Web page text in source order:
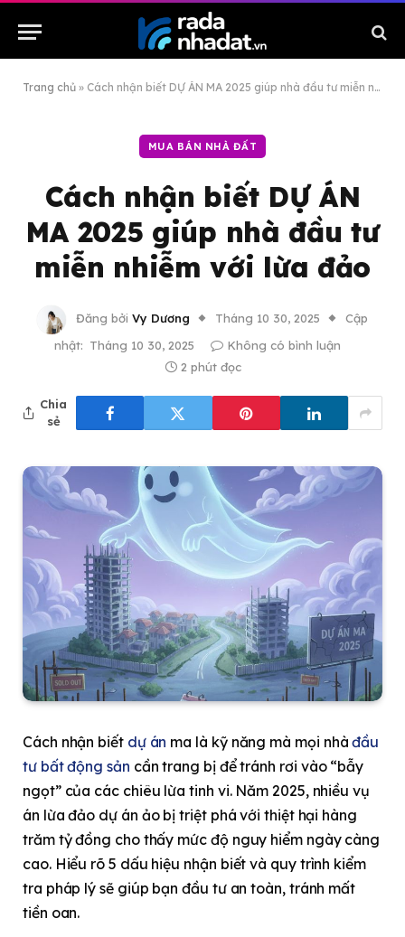
Trang chủ » Cách nhận biết DỰ ÁN MA 2025 giúp nhà đầu tư miễn nhiễm với lừa đảo
MUA BÁN NHÀ ĐẤT
Cách nhận biết DỰ ÁN
MA 2025 giúp nhà đầu tư
miễn nhiễm với lừa đảo
Đăng bởi Vy Dương Tháng 10 30, 2025
Cập
nhật: Tháng 10 30, 2025
Không có bình luận
2 phút đọc
Chia
sẻ
Cách nhận biết dự án ma là kỹ năng mà mọi nhàđầu
tư bất động sản cần trang bị để tránh rơi vào “bẫy
ngọt” của các chiêu lừa tinh vi. Năm 2025, nhiều vụ
án lừa đảo dự án ảo bị triệt phá với thiệt hại hàng
trăm tỷ đồng cho thấy mức độ nguy hiểm ngày càng
cao. Hiểu rõ 5 dấu hiệu nhận biết và quy trình kiểm
tra pháp lý sẽ giúp bạn đầu tư an toàn, tránh mất
tiền oan.